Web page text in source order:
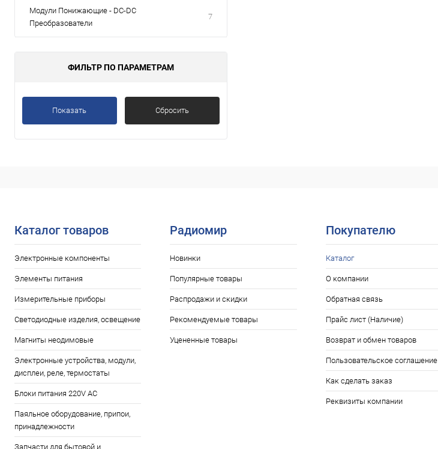
Модули Понижающие - DC-DC
Преобразователи
7
ФИЛЬТР ПО ПАРАМЕТРАМ
Показать Сбросить
Каталог товаров
Электронные компоненты
Элементы питания
Измерительные приборы
Светодиодные изделия, освещение
Магниты неодимовые
Электронные устройства, модули,
дисплеи, реле, термостаты
Блоки питания 220V AC
Паяльное оборудование, припои,
принадлежности
Запчасти для бытовой и
Радиомир
Новинки
Популярные товары
Распродажи и скидки
Рекомендуемые товары
Уцененные товары
Покупателю
Каталог
О компании
Обратная связь
Прайс лист (Наличие)
Возврат и обмен товаров
Пользовательское соглашение
Как сделать заказ
Реквизиты компании